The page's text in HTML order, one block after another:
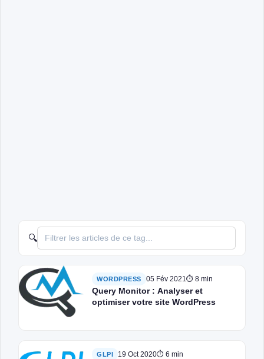
🔍
WORDPRESS 05 Fév 2021⏱ 8 min
Query Monitor : Analyser et
optimiser votre site WordPress
GLPI 19 Oct 2020⏱ 6 min